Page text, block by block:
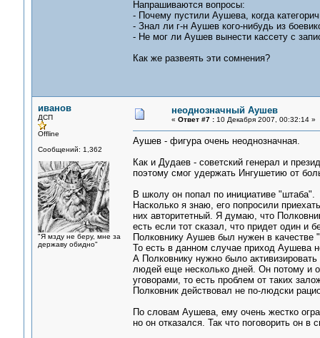
Напрашиваются вопросы:
- Почему пустили Аушева, когда
- Знал ли г-н Аушев кого-нибудь из
- Не мог ли Аушев вынести кассету с
Как же развеять эти сомнения?
иванов
ДСП
Offline
Сообщений: 1,362
"Я мзду не беру, мне за
державу обидно"
неоднозначный Аушев
« Ответ #7 :10 Декабря 2007, 00:32:14 »
Аушев - фигура очень неоднозначная.
Как и Дудаев - советский генерал и
поэтому смог удержать Ингушетию от
В школу он попал по инициативе "штаба".
Насколько я знаю, его попросили
них авторитетный. Я думаю, что
есть если тот сказал, что придет один и
Полковнику Аушев был нужен в качестве
То есть в данном случае приход Аушева
А Полковнику нужно было
людей еще несколько дней. Он потому и
уговорами, то есть проблем от таких
Полковник действовал не по-людски
По словам Аушева, ему очень жестко
но он отказался. Так что поговорить он в